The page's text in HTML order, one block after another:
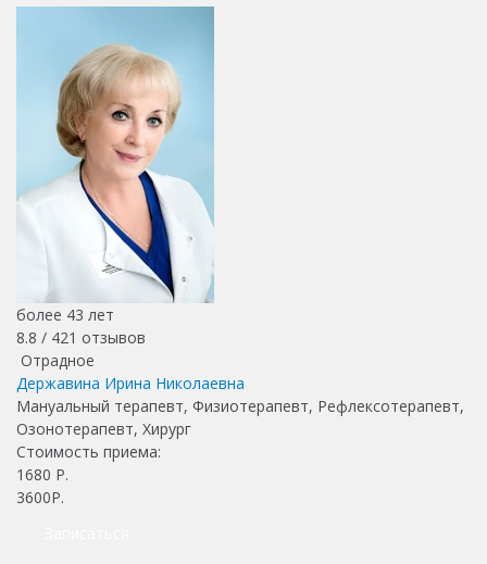
более 43 лет
8.8 / 421 отзывов
Отрадное
Державина Ирина Николаевна
Мануальный терапевт, Физиотерапевт, Рефлексотерапевт,
Озонотерапевт, Хирург
Стоимость приема:
1680 Р.
3600Р.